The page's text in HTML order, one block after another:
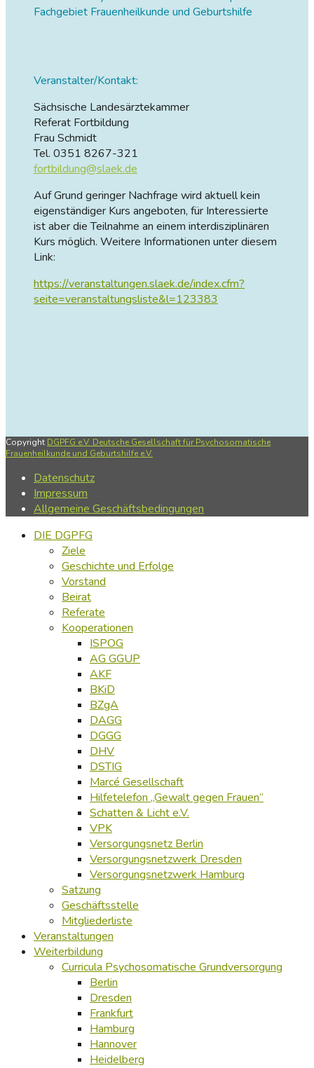
Fachgebiet Frauenheilkunde und Geburtshilfe
Veranstalter/Kontakt:
Sächsische Landesärztekammer
Referat Fortbildung
Frau Schmidt
Tel. 0351 8267-321
fortbildung@slaek.de
Auf Grund geringer Nachfrage wird aktuell kein
eigenständiger Kurs angeboten, für Interessierte
ist aber die Teilnahme an einem interdisziplinären
Kurs möglich. Weitere Informationen unter diesem
Link:
https://veranstaltungen.slaek.de/index.cfm?
seite=veranstaltungsliste&l=123383
Copyright DGPFG e.V. Deutsche Gesellschaft für Psychosomatische
Frauenheilkunde und Geburtshilfe e.V.
Datenschutz
Impressum
Allgemeine Geschäftsbedingungen
DIE DGPFG
Ziele
Geschichte und Erfolge
Vorstand
Beirat
Referate
Kooperationen
ISPOG
AG GGUP
AKF
BKiD
BZgA
DAGG
DGGG
DHV
DSTIG
Marcé Gesellschaft
Hilfetelefon „Gewalt gegen Frauen“
Schatten & Licht e.V.
VPK
Versorgungsnetz Berlin
Versorgungsnetzwerk Dresden
Versorgungsnetzwerk Hamburg
Satzung
Geschäftsstelle
Mitgliederliste
Veranstaltungen
Weiterbildung
Curricula Psychosomatische Grundversorgung
Berlin
Dresden
Frankfurt
Hamburg
Hannover
Heidelberg